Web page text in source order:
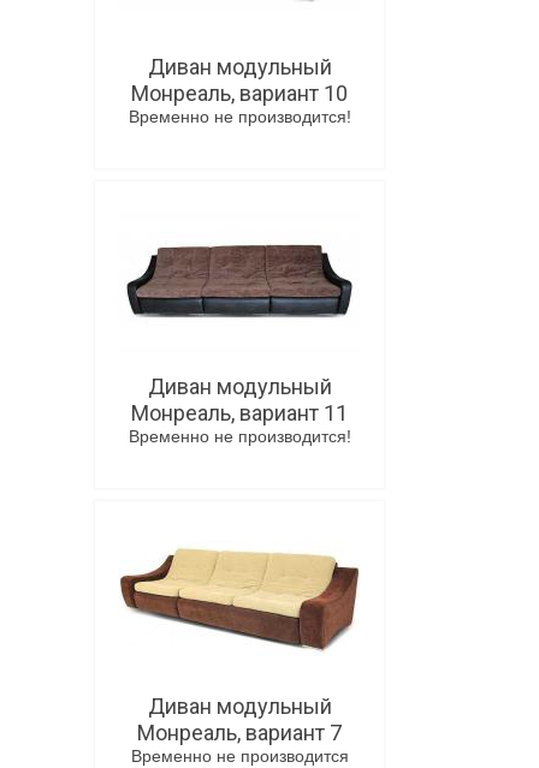
Диван модульный
Монреаль, вариант 10
Временно не производится!
Диван модульный
Монреаль, вариант 11
Временно не производится!
Диван модульный
Монреаль, вариант 7
Временно не производится